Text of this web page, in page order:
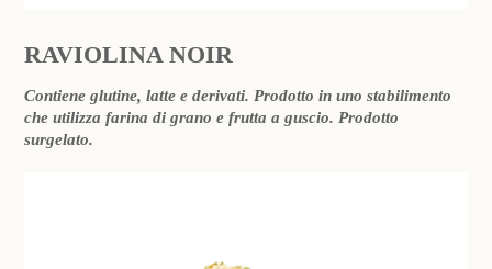
RAVIOLINA NOIR
Contiene glutine, latte e derivati. Prodotto in uno stabilimento
che utilizza farina di grano e frutta a guscio. Prodotto
surgelato.